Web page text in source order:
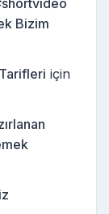
Bizim
için